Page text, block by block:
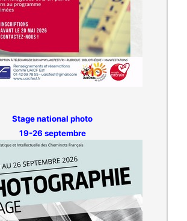
Stage national photo
19-26 septembre